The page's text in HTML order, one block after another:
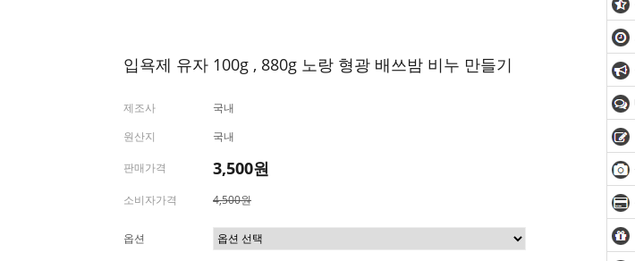
입욕제 유자 100g , 880g 노랑 형광 배쓰밤 비누 만들기
제조사
국내
원산지
국내
판매가격 3,500원
소비자가격 4,500원
옵션